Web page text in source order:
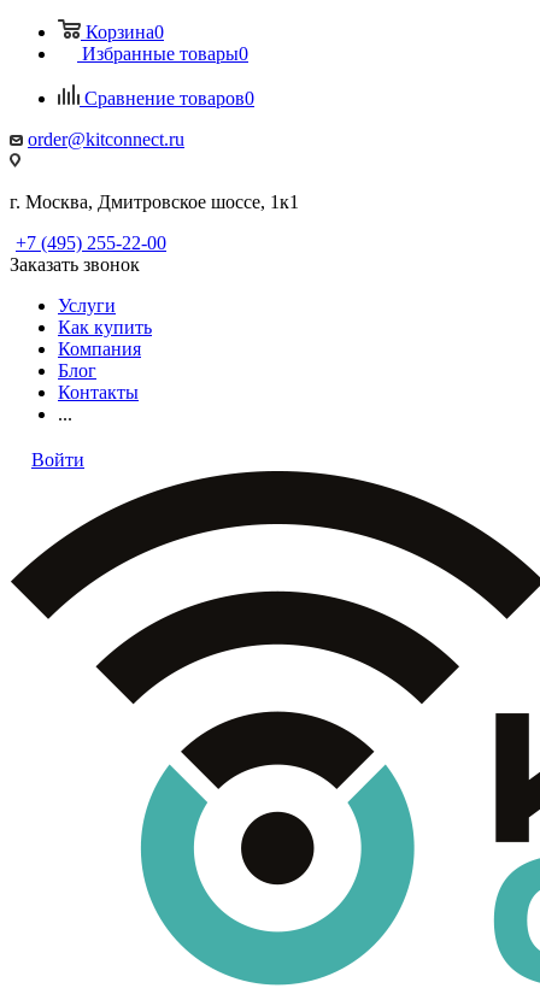
Корзина0
Избранные товары0
Сравнение товаров0
order@kitconnect.ru
г. Москва, Дмитровское шоссе, 1к1
+7 (495) 255-22-00
Заказать звонок
Услуги
Как купить
Компания
Блог
Контакты
...
Войти